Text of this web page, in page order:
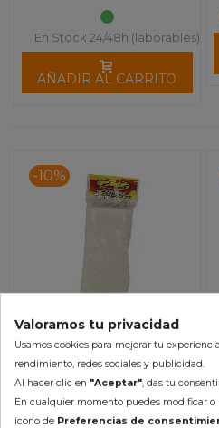
En Stock 24/48h (laborables)
AÑADIR AL CARRITO
-10%
Fibra Escape FMF 2
Tiempos MAX
13,38 € 12,04 €
Valoramos tu privacidad
Usamos cookies para mejorar tu
rendimiento, redes sociales y publicidad.
Al hacer clic en "Aceptar", das tu
En cualquier momento puedes modificar
icono de Preferencias de